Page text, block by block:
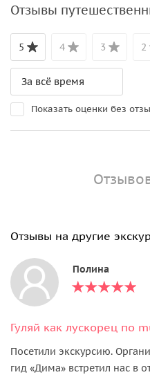
Отзывы
5 4 3 2
Показать оценки без
Отзывы на другие
Полина
Гуляй как лускорец по
Посетили экскурсию.
гид «Дима» встретил нас в